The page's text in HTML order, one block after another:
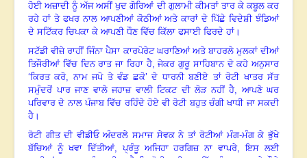
ਹੋਈ ਅਜ਼ਾਦੀ ਨੂੰ ਅੱਜ ਅਸੀਂ ਖੁਦ ਗੋਰਿਆਂ ਦੀ ਗੁਲਾਮੀ ਕੀਮਤਾਂ ਤਾਰ ਕੇ ਕਬੂਲ ਕਰ
ਰਹੇ ਹਾਂ ਤੇ ਫਖਰ ਨਾਲ ਆਪਣੀਆਂ ਕੋਠੀਆਂ ਅਤੇ ਕਾਰਾਂ ਦੇ ਪਿੱਛੇ ਵਿਦੇਸ਼ੀ ਝੰਡਿਆਂ
ਦੇ ਸਟਿੱਕਰ ਚਿਪਕਾ ਕੇ ਆਪਣੀ ਧੌਣ ਵਿੱਚ ਕਿੱਲਾ ਫਸਾਈ ਫਿਰਦੇ ਹਾਂ ।
ਸਟੱਡੀ ਵੀਜ਼ੇ ਰਾਹੀਂ ਜਿੰਨਾ ਪੈਸਾ ਕਾਰਪੋਰੇਟ ਘਰਾਣਿਆਂ ਅਤੇ ਬਾਹਰਲੇ ਮੁਲਕਾਂ ਦੀਆਂ
ਤਿਜੌਰੀਆਂ ਵਿੱਚ ਦਿਨ ਰਾਤ ਜਾ ਰਿਹਾ ਹੈ, ਜੇਕਰ ਗੁਰੂ ਸਾਹਿਬਾਨ ਦੇ ਕਹੇ ਅਨੁਸਾਰ
‘ਕਿਰਤ ਕਰੋ, ਨਾਮ ਜਪੋ ਤੇ ਵੰਡ ਛਕੋ’ ਦੇ ਧਾਰਨੀ ਬਣੀਏ ਤਾਂ ਰੋਟੀ ਖਾਤਰ ਸੱਤ
ਸਮੁੰਦਰੋਂ ਪਾਰ ਜਾਣ ਵਾਲੇ ਜਹਾਜ਼ ਵਾਲੀ ਟਿਕਟ ਦੀ ਲੋੜ ਨਹੀਂ ਹੈ, ਆਪਣੇ ਘਰ
ਪਰਿਵਾਰ ਦੇ ਨਾਲ ਪੰਜਾਬ ਵਿੱਚ ਰਹਿੰਦੇ ਹੋਏ ਵੀ ਰੋਟੀ ਬਹੁਤ ਚੰਗੀ ਖਾਧੀ ਜਾ ਸਕਦੀ
ਹੈ ।
ਰੋਟੀ ਗੀਤ ਦੀ ਵੀਡੀਓ ਅੰਦਰਲੇ ਸਮਾਜ ਸੇਵਕ ਨੇ ਤਾਂ ਰੋਟੀਆਂ ਮੰਗ-ਮੰਗ ਕੇ ਭੁੱਖੇ
ਬੱਚਿਆਂ ਨੂੰ ਖਵਾ ਦਿੱਤੀਆਂ, ਪ੍ਰੰਤੂ ਅਜਿਹਾ ਹਰਗਿਜ਼ ਨਾ ਵਾਪਰੇ, ਇਸ ਲਈ